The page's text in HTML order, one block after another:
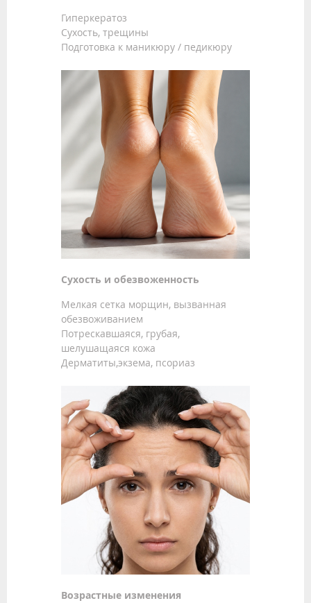
Гиперкератоз
Сухость, трещины
Подготовка к маникюру / педикюру
Сухость и обезвоженность
Мелкая сетка морщин, вызванная
обезвоживанием
Потрескавшаяся, грубая,
шелушащаяся кожа
Дерматиты,экзема, псориаз
Возрастные изменения